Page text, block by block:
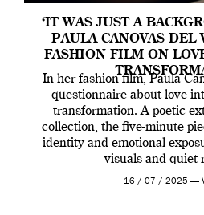
‘IT WAS JUST A
PAULA CANOVAS DEL
FASHION FILM ON
In her fashion film, Paula
questionnaire about love
transformation. A poetic
collection, the five-minute
identity and emotional
visuals and quiet
16 / 07 / 2025 —